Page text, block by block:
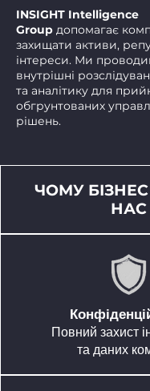
INSIGHT Intelligence
Group допомагає
захищати активи,
інтереси. Ми
внутрішні
та аналітику для
обгрунтованих
рішень.
ЧОМУ
НАС
Повний захист
та даних